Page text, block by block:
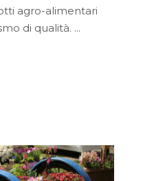
agro-alimentari
di qualità.